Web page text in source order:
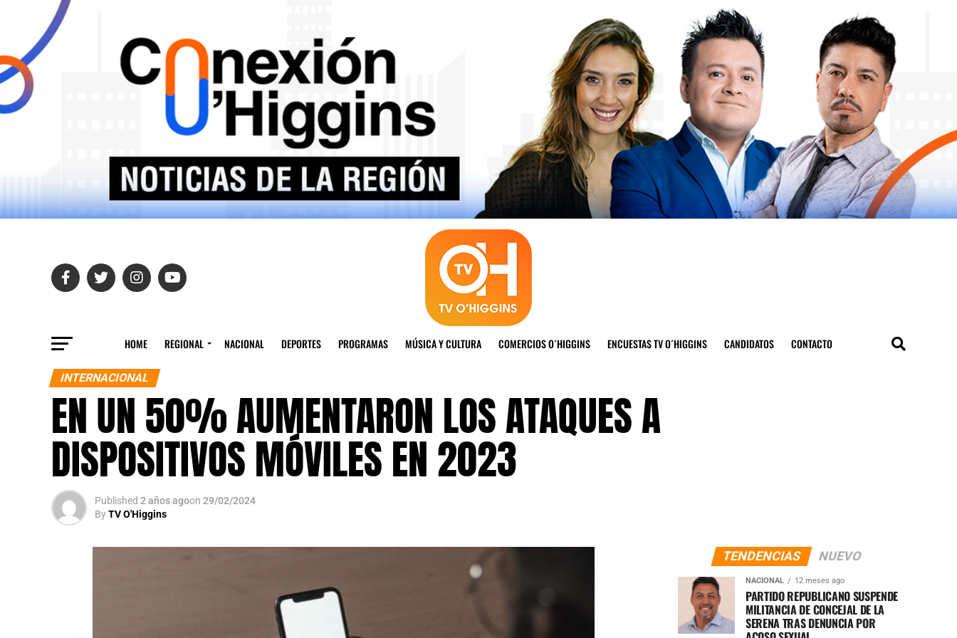
HOME REGIONAL NACIONAL DEPORTES PROGRAMAS MÚSICA Y CULTURA COMERCIOS O´HIGGINS ENCUESTAS TV O´HIGGINS CANDIDATOS CONTACTO
INTERNACIONAL
EN UN 50% AUMENTARON LOS ATAQUES A
DISPOSITIVOS MÓVILES EN 2023
Published 2 años agoon 29/02/2024
ByTV O'Higgins
TENDENCIAS NUEVO
NACIONAL 12 meses ago
PARTIDO REPUBLICANO SUSPENDE
MILITANCIA DE CONCEJAL DE LA
SERENA TRAS DENUNCIA POR